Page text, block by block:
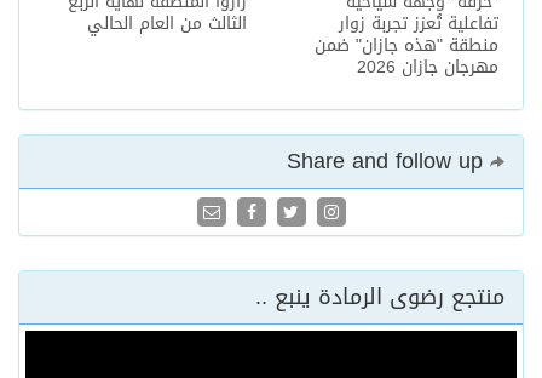
الثالث من العام الحالي تفاعلية تُعزز تجربة زوار
منطقة "هذه جازان" ضمن
مهرجان جازان 2026
منتجع رضوى الرمادة ينبع ..